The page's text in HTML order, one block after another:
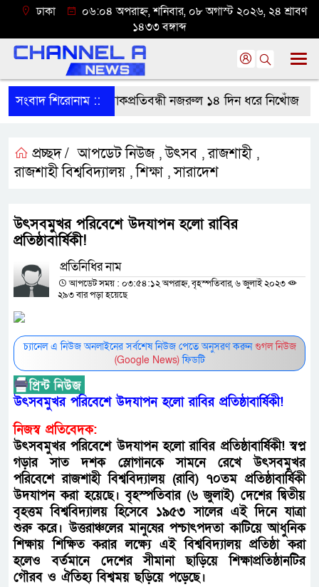
ঢাকা
০৬:০৪ অপরাহ্ন, শনিবার, ০৮ অগাস্ট ২০২৬, ২৪ শ্রাবণ
১৪৩৩ বঙ্গাব্দ
সংবাদ শিরোনাম ::
বাগাতিপাড়া থেকে বাকপ্রতিবন্ধী নজরুল ১৪ দিন ধরে নিখোঁজ
প্রচ্ছদ / আপডেট নিউজ ,উৎসব ,রাজশাহী ,
রাজশাহী বিশ্ববিদ্যালয় ,শিক্ষা ,সারাদেশ
উৎসবমুখর পরিবেশে উদযাপন হলো রাবির
প্রতিষ্ঠাবার্ষিকী!
প্রতিনিধির নাম
আপডেট সময় : ০৩:৫৪:১২ অপরাহ্ন, বৃহস্পতিবার, ৬ জুলাই ২০২৩
২৯৩ বার পড়া হয়েছে
চ্যানেল এ নিউজ অনলাইনের সর্বশেষ নিউজ পেতে অনুসরণ করুনগুগল নিউজ
(Google News)ফিডটি
উৎসবমুখর পরিবেশে উদযাপন হলো রাবির প্রতিষ্ঠাবার্ষিকী!
নিজস্ব প্রতিবেদক:
উৎসবমুখর পরিবেশে উদযাপন হলো রাবির প্রতিষ্ঠাবার্ষিকী! স্বপ্ন
গড়ার সাত দশক স্লোগানকে সামনে রেখে উৎসবমুখর
পরিবেশে রাজশাহী বিশ্ববিদ্যালয় (রাবি) ৭০তম প্রতিষ্ঠাবার্ষিকী
উদযাপন করা হয়েছে। বৃহস্পতিবার (৬ জুলাই) দেশের দ্বিতীয়
বৃহত্তম বিশ্ববিদ্যালয় হিসেবে ১৯৫৩ সালের এই দিনে যাত্রা
শুরু করে। উত্তরাঞ্চলের মানুষের পশ্চাৎপদতা কাটিয়ে আধুনিক
শিক্ষায় শিক্ষিত করার লক্ষ্যে এই বিশ্ববিদ্যালয় প্রতিষ্ঠা করা
হলেও বর্তমানে দেশের সীমানা ছাড়িয়ে শিক্ষাপ্রতিষ্ঠানটির
গৌরব ও ঐতিহ্য বিশ্বময় ছড়িয়ে পড়েছে।